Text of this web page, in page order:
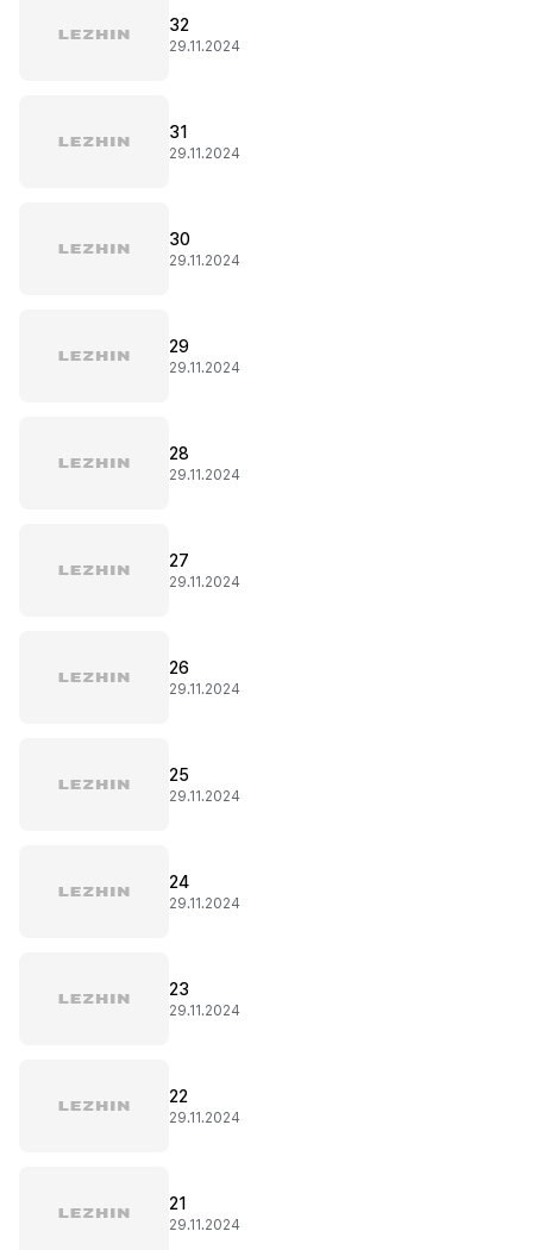
32
29.11.2024
31
29.11.2024
30
29.11.2024
29
29.11.2024
28
29.11.2024
27
29.11.2024
26
29.11.2024
25
29.11.2024
24
29.11.2024
23
29.11.2024
22
29.11.2024
21
29.11.2024